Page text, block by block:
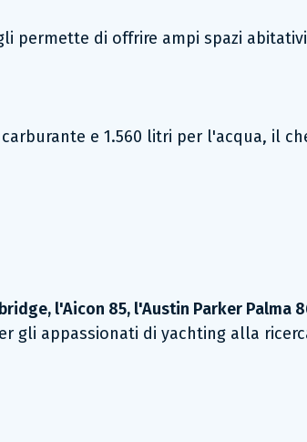
permette di offrire ampi spazi
e 1.560 litri per l'acqua, il
l'Aicon 85, l'Austin Parker Palma
appassionati di yachting alla